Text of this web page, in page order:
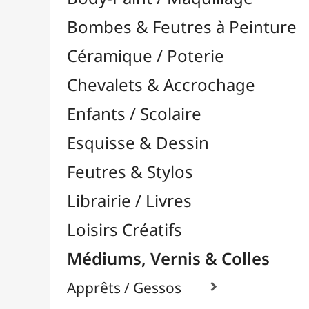
Feutres & Stylos
Librairie / Livres
Loisirs Créatifs
Médiums, Vernis & Colles
Apprêts / Gessos 
Colles & Adhésifs 
Fixatifs
Liants
Vernis / Protection 
À Retoucher
Base Eau / Acrylique
Divers